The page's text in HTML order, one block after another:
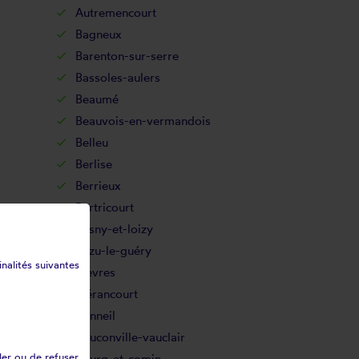
Autremencourt
Bagneux
Barenton-sur-serre
Bassoles-aulers
Beaumé
Beauvois-en-vermandois
Belleu
Berlise
Berrieux
Bertricourt
Besny-et-loizy
Bézu-le-guéry
Bièvres
Blérancourt
Bonneil
Bouconville-vauclair
suivantes